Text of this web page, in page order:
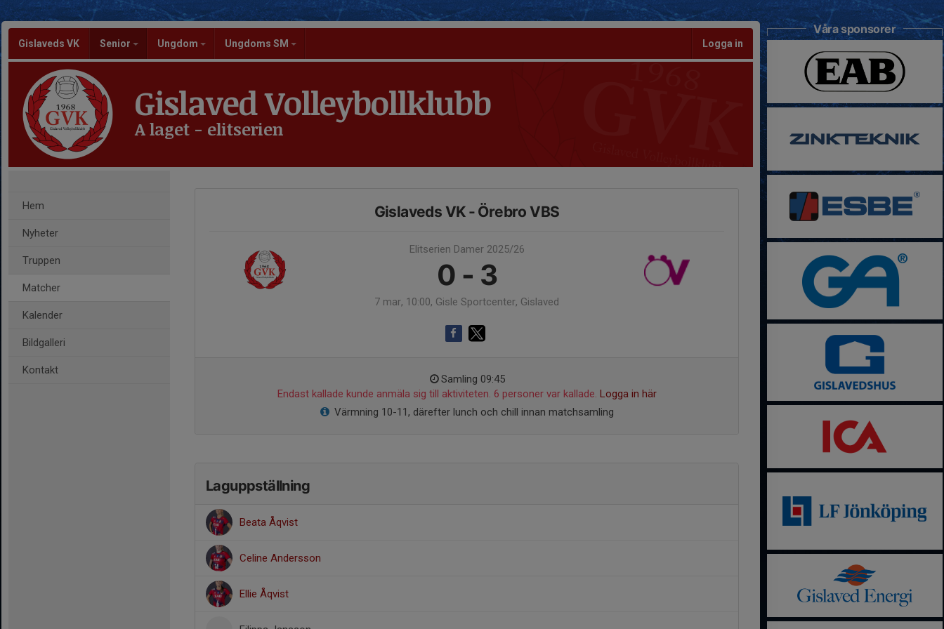
Gislaveds VK Senior Ungdom Ungdoms SM Logga in
Gislaved Volleybollklubb
A laget - elitserien
Hem
Nyheter
Truppen
Matcher
Kalender
Bildgalleri
Kontakt
Gislaveds VK - Örebro VBS
Elitserien Damer 2025/26
0 - 3
7 mar, 10:00, Gisle Sportcenter, Gislaved
Samling 09:45
Endast kallade kunde anmäla sig till aktiviteten. 6 personer var kallade. Logga in här
Värmning 10-11, därefter lunch och chill innan matchsamling
Laguppställning
Beata Åqvist
Celine Andersson
Ellie Åqvist
Våra sponsorer